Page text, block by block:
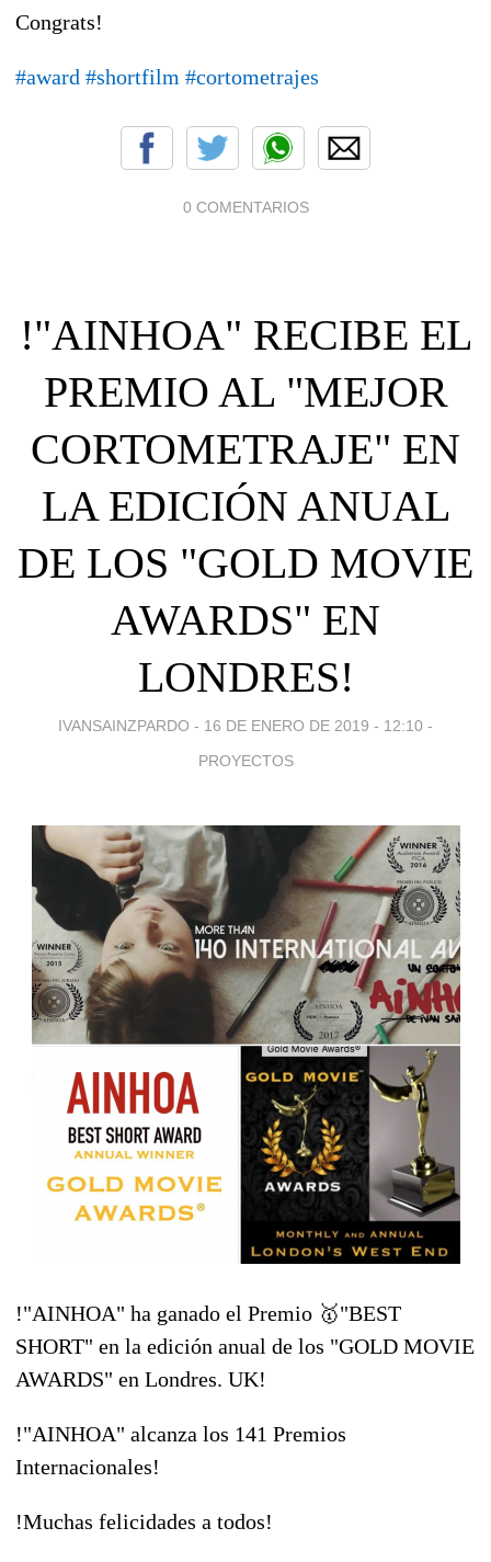
Congrats!
#award #shortfilm #cortometrajes
0 COMENTARIOS
!"AINHOA" RECIBE EL
PREMIO AL "MEJOR
CORTOMETRAJE" EN
LA EDICIÓN ANUAL
DE LOS "GOLD MOVIE
AWARDS" EN
LONDRES!
IVANSAINZPARDO - 16 DE ENERO DE 2019 - 12:10 -
PROYECTOS
!"AINHOA" ha ganado el Premio 🥇"BEST
SHORT" en la edición anual de los "GOLD MOVIE
AWARDS" en Londres. UK!
!"AINHOA" alcanza los 141 Premios
Internacionales!
!Muchas felicidades a todos!